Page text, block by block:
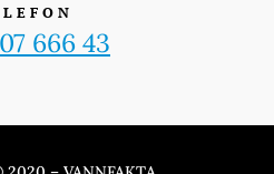
666 43